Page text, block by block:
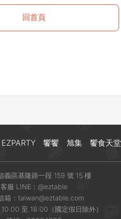
回首頁
登出
EZPARTY 饗饗 旭集 饗食天堂
義區基隆路一段 159 號 15 樓
客服 LINE： @eztable
箱： taiwan@eztable.com
至 18:00（國定假日除外）